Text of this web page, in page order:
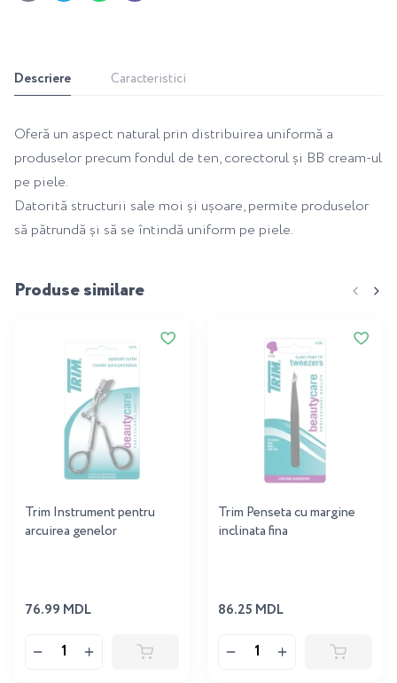
Descriere Caracteristici
Oferă un aspect natural prin distribuirea uniformă a
produselor precum fondul de ten, corectorul și BB cream-ul
pe piele.
Datorită structurii sale moi și ușoare, permite produselor
să pătrundă și să se întindă uniform pe piele.
Produse similare
Trim Instrument pentru
arcuirea genelor
76.99 MDL
Trim Penseta cu margine
inclinata fina
86.25 MDL